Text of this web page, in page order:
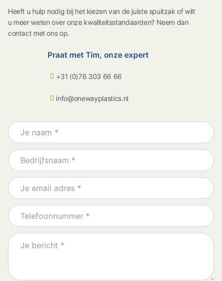
Heeft u hulp nodig bij het kiezen van de juiste spuitzak of wilt
u meer weten over onze kwaliteitsstandaarden? Neem dan
contact met ons op.
Praat met Tim, onze expert
+31 (0)76 303 66 66
info@onewayplastics.nl